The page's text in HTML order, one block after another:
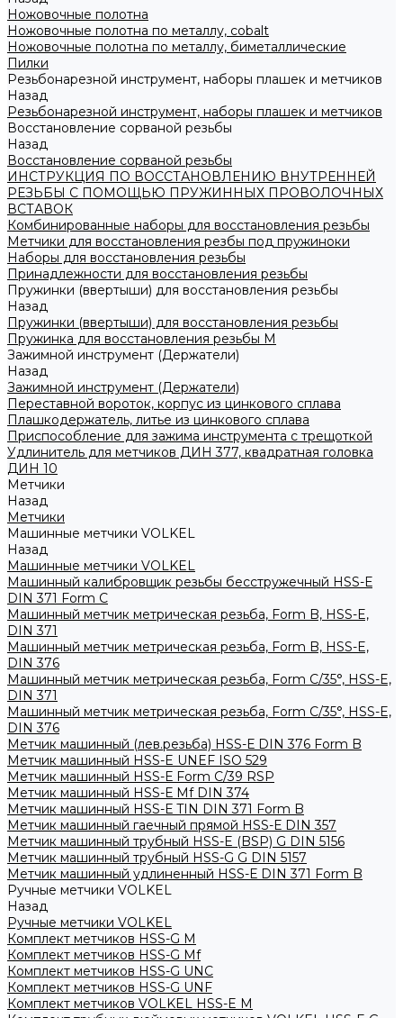
Ножовочные полотна
Ножовочные полотна по металлу, cobalt
Ножовочные полотна по металлу, биметаллические
Пилки
Резьбонарезной инструмент, наборы плашек и метчиков
Назад
Резьбонарезной инструмент, наборы плашек и метчиков
Восстановление сорваной резьбы
Назад
Восстановление сорваной резьбы
ИНСТРУКЦИЯ ПО ВОССТАНОВЛЕНИЮ ВНУТРЕННЕЙ
РЕЗЬБЫ С ПОМОЩЬЮ ПРУЖИННЫХ ПРОВОЛОЧНЫХ
ВСТАВОК
Комбинированные наборы для восстановления резьбы
Метчики для восстановления резбы под пружиноки
Наборы для восстановления резьбы
Принадлежности для восстановления резьбы
Пружинки (ввертыши) для восстановления резьбы
Назад
Пружинки (ввертыши) для восстановления резьбы
Пружинка для восстановления резьбы M
Зажимной инструмент (Держатели)
Назад
Зажимной инструмент (Держатели)
Переставной вороток, корпус из цинкового сплава
Плашкодержатель, литье из цинкового сплава
Приспособление для зажима инструмента с трещоткой
Удлинитель для метчиков ДИН 377, квадратная головка
ДИН 10
Метчики
Назад
Метчики
Машинные метчики VOLKEL
Назад
Машинные метчики VOLKEL
Машинный калибровщик резьбы бесстружечный HSS-Е
DIN 371 Form C
Машинный метчик метрическая резьба, Form B, HSS-E,
DIN 371
Машинный метчик метрическая резьба, Form B, HSS-E,
DIN 376
Машинный метчик метрическая резьба, Form С/35°, HSS-E,
DIN 371
Машинный метчик метрическая резьба, Form С/35°, HSS-E,
DIN 376
Метчик машинный (лев.резьба) HSS-Е DIN 376 Form B
Метчик машинный HSS-E UNEF ISO 529
Метчик машинный HSS-Е Form C/39 RSP
Метчик машинный HSS-Е Mf DIN 374
Метчик машинный HSS-Е TIN DIN 371 Form B
Метчик машинный гаечный прямой HSS-Е DIN 357
Метчик машинный трубный HSS-E (BSP) G DIN 5156
Метчик машинный трубный HSS-G G DIN 5157
Метчик машинный удлиненный HSS-Е DIN 371 Form B
Ручные метчики VOLKEL
Назад
Ручные метчики VOLKEL
Комплект метчиков HSS-G M
Комплект метчиков HSS-G Mf
Комплект метчиков HSS-G UNC
Комплект метчиков HSS-G UNF
Комплект метчиков VOLKEL HSS-E M